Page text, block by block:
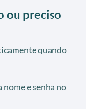
ou preciso
quando
e senha no